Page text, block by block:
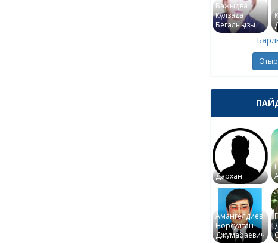
Бажықова
Күлзада
Бегалықызы
Дархан
Амангелдиев
Норсултан
Джумабаевич